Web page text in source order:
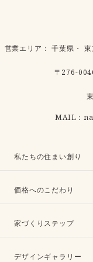
営業エリア ：千葉県 ・
〒276-
MAIL：
私たちの住まい創り
価格へのこだわり
家づくりステップ
デザインギャラリー